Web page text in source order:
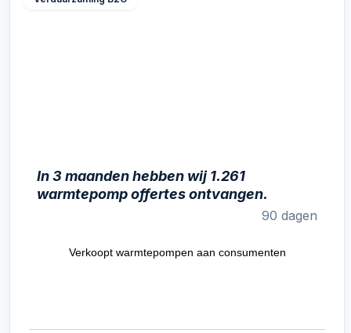
In 3 maanden hebben wij 1.261
warmtepomp offertes ontvangen.
90 dagen
Verkoopt warmtepompen aan consumenten